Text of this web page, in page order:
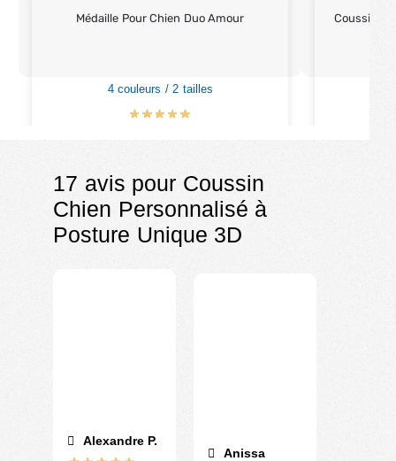
Médaille Pour Chien Duo Amour
4 couleurs / 2 tailles
Coussin
17 avis pour Coussin
Chien Personnalisé à
Posture Unique 3D
Alexandre P.
Anissa